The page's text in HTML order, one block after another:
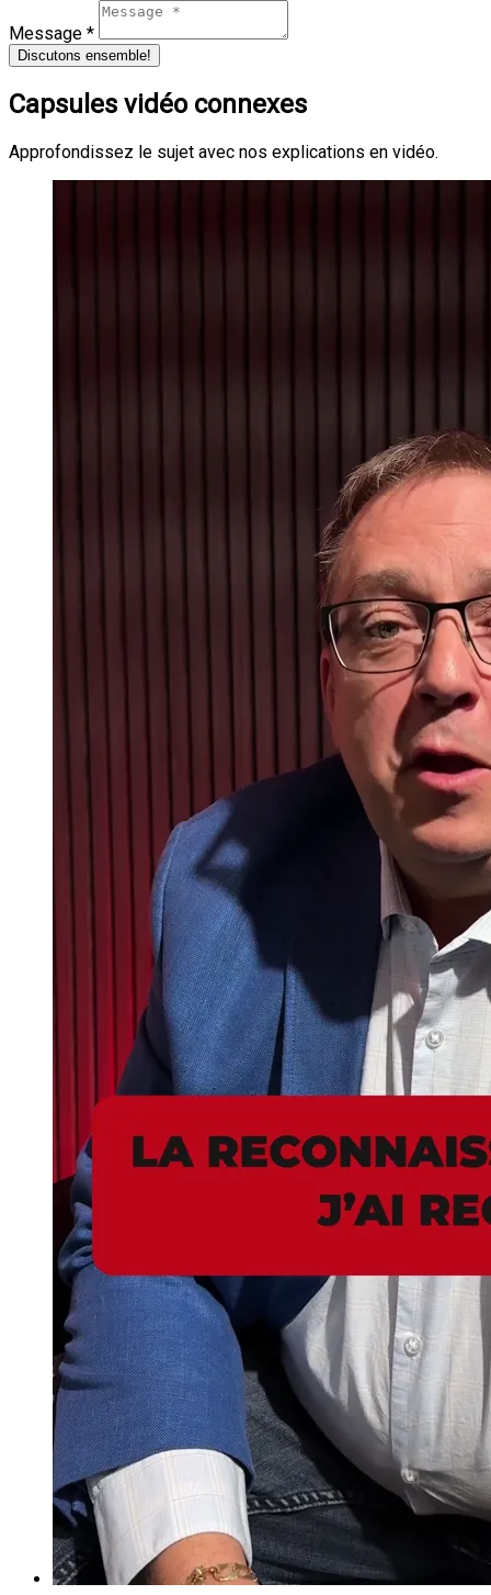
Message *
Discutons ensemble!
Capsules vidéo connexes
Approfondissez le sujet avec nos explications en vidéo.